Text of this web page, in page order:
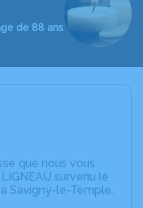
de 88 ans
que nous vous
survenu le
Savigny-le-Temple.